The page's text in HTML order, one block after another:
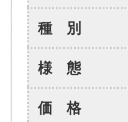
種 別
様 態
価 格